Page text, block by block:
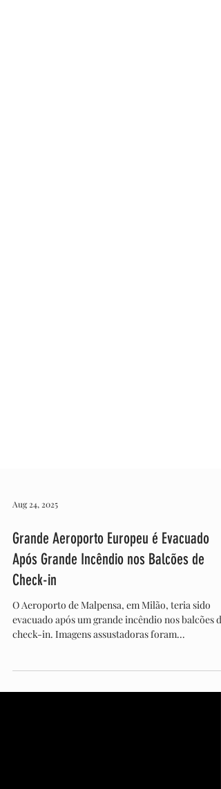
Aug 24, 2025
Após Grande Incêndio nos Balcões de
Check-in
evacuado após um grande incêndio nos balcões de
check-in. Imagens assustadoras foram...